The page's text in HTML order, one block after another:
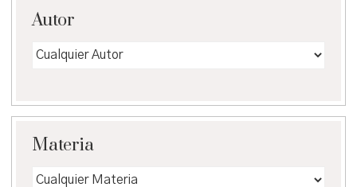
Autor
Materia